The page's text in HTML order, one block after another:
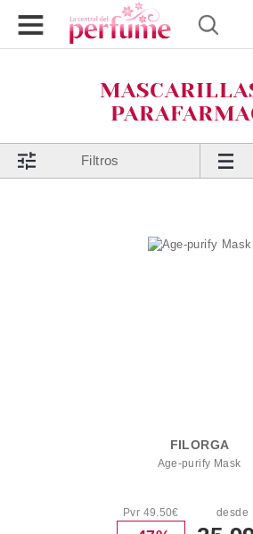
Filtros
FILORGA
Age-purify Mask
Pvr 49.50€ desde